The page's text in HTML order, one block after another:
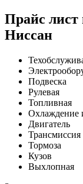
Прайс лист
Ниссан
Подвеска
Рулевая
Топливная
Охлаждение
Двигатель
Трансмиссия
Тормоза
Кузов
Выхлопная